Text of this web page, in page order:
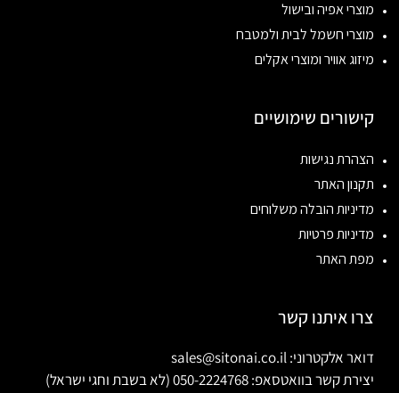
מוצרי אפיה ובישול
מוצרי חשמל לבית ולמטבח
מיזוג אוויר ומוצרי אקלים
קישורים שימושיים
הצהרת נגישות
תקנון האתר
מדיניות הובלה משלוחים
מדיניות פרטיות
מפת האתר
צרו איתנו קשר
דואר אלקטרוני: sales@sitonai.co.il
יצירת קשר בוואטסאפ: 050-2224768 (לא בשבת וחגי ישראל)